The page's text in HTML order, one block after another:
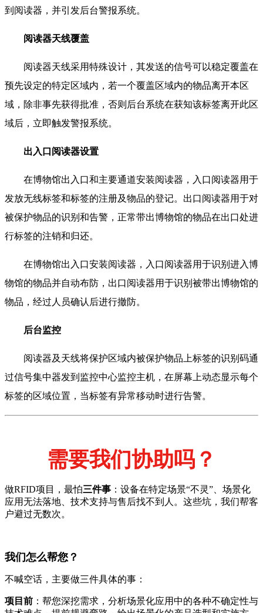
到阅读器，并引发后台警报系统。
阅读器天线覆盖
阅读器天线采用特殊设计，其发送的信号可以稳定覆盖在
预先设定的特定区域内，若一个覆盖区域内的物品离开本区
域，除非事先获得批准，否则后台系统在获知该标签离开此区
域后，立即触发警报系统。
出入口阅读器设置
在博物馆出入口和主要通道安装阅读器，入口阅读器用于
发放无线标签和标签的注册及物品的登记。出口阅读器用于对
被保护物品的识别和告警，正常带出博物馆的物品在出口处进
行标签的注销和归还。
在博物馆出入口安装阅读器，入口阅读器用于识别进入博
物馆的物品并自动布防，出口阅读器用于识别被带出博物馆的
物品，经过人员确认后进行撤防。
后台监控
阅读器及天线将保护区域内被保护物品上标签的识别码通
过信号集中器发到监控中心监控主机，在屏幕上动态显示每个
标签的区域位置，当标签有异常移动时进行告警。
需要我们协助吗？
做RFID项目，最怕三件事 ：设备在特定场景“不灵”、场景化
应用无法落地、技术支持与售后找不到人。这些坑，我们帮客
户避过无数次。
我们怎么帮您？
不喊空话，主要做三件具体的事：
项目前 ：帮您深挖需求，分析场景化应用中的各种不确定性与